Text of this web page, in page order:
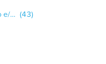
Administração da produção e/ou controle de qualidade (43)